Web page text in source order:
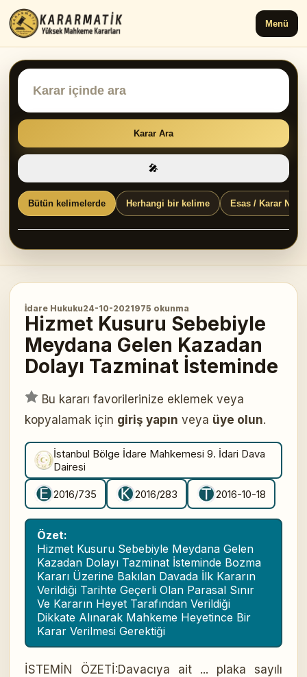
Menü
Karar Ara
🎤
Bütün kelimelerde Herhangi bir kelime Esas / Karar No
İdare Hukuku24-10-2021975 okunma
Hizmet Kusuru Sebebiyle
Meydana Gelen Kazadan
Dolayı Tazminat İsteminde
Bu kararı favorilerinize eklemek veya
kopyalamak için giriş yapın veya üye olun.
İstanbul Bölge İdare Mahkemesi 9. İdari Dava
Dairesi
2016/735 2016/283 2016-10-18
Özet:
Hizmet Kusuru Sebebiyle Meydana Gelen
Kazadan Dolayı Tazminat İsteminde Bozma
Kararı Üzerine Bakılan Davada İlk Kararın
Verildiği Tarihte Geçerli Olan Parasal Sınır
Ve Kararın Heyet Tarafından Verildiği
Dikkate Alınarak Mahkeme Heyetince Bir
Karar Verilmesi Gerektiği
İSTEMİN ÖZETİ:Davacıya ait ... plaka sayılı